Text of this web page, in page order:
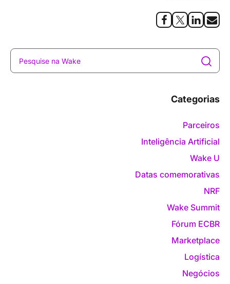
Categorias
Parceiros
Inteligência Artificial
Wake U
Datas comemorativas
NRF
Wake Summit
Fórum ECBR
Marketplace
Logística
Negócios